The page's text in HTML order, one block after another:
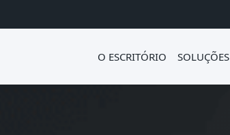
O ESCRITÓRIO SOLUÇÕES